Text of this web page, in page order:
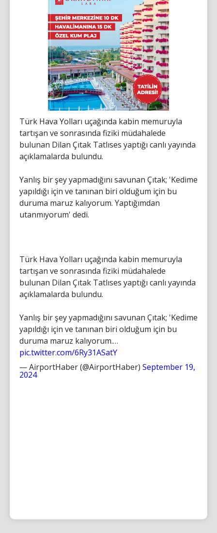
Türk Hava Yolları uçağında kabin memuruyla
tartışan ve sonrasında fiziki müdahalede
bulunan Dilan Çıtak Tatlıses yaptığı canlı yayında
açıklamalarda bulundu.
Yanlış bir şey yapmadığını savunan Çıtak; 'Kedime
yapıldığı için ve tanınan biri olduğum için bu
duruma maruz kalıyorum. Yaptığımdan
utanmıyorum' dedi.
Türk Hava Yolları uçağında kabin memuruyla
tartışan ve sonrasında fiziki müdahalede
bulunan Dilan Çıtak Tatlıses yaptığı canlı yayında
açıklamalarda bulundu.
Yanlış bir şey yapmadığını savunan Çıtak; 'Kedime
yapıldığı için ve tanınan biri olduğum için bu
duruma maruz kalıyorum.…
pic.twitter.com/6Ry31ASatY
— AirportHaber (@AirportHaber) September 19,
2024